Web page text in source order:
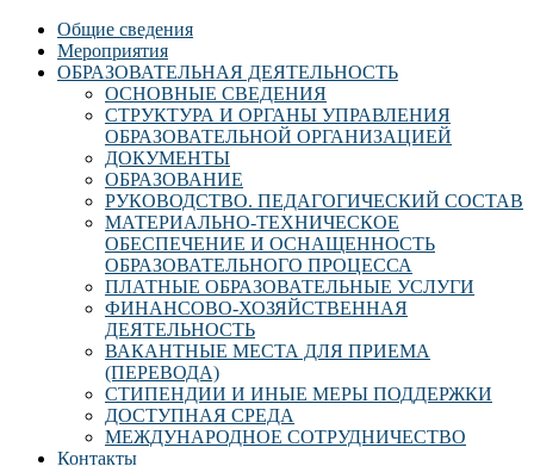
Общие сведения
Мероприятия
ОБРАЗОВАТЕЛЬНАЯ ДЕЯТЕЛЬНОСТЬ
ОСНОВНЫЕ СВЕДЕНИЯ
СТРУКТУРА И ОРГАНЫ УПРАВЛЕНИЯ
ОБРАЗОВАТЕЛЬНОЙ ОРГАНИЗАЦИЕЙ
ДОКУМЕНТЫ
ОБРАЗОВАНИЕ
РУКОВОДСТВО. ПЕДАГОГИЧЕСКИЙ СОСТАВ
МАТЕРИАЛЬНО-ТЕХНИЧЕСКОЕ
ОБЕСПЕЧЕНИЕ И ОСНАЩЕННОСТЬ
ОБРАЗОВАТЕЛЬНОГО ПРОЦЕССА
ПЛАТНЫЕ ОБРАЗОВАТЕЛЬНЫЕ УСЛУГИ
ФИНАНСОВО-ХОЗЯЙСТВЕННАЯ
ДЕЯТЕЛЬНОСТЬ
ВАКАНТНЫЕ МЕСТА ДЛЯ ПРИЕМА
(ПЕРЕВОДА)
СТИПЕНДИИ И ИНЫЕ МЕРЫ ПОДДЕРЖКИ
ДОСТУПНАЯ СРЕДА
МЕЖДУНАРОДНОЕ СОТРУДНИЧЕСТВО
Контакты